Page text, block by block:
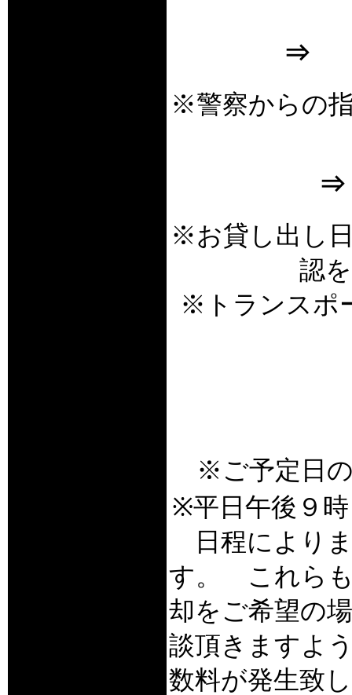
⇒ （
※警察からの
⇒
※お貸し出し
認
※トランスポ
※ご予定日
※平日午後９
日程により
す。 これらも
却をご希望の
談頂きますよ
数料が発生致